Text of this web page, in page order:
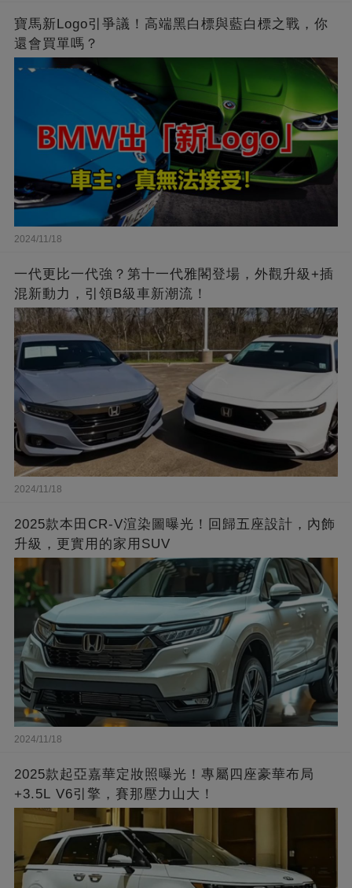
寶馬新Logo引爭議！高端黑白標與藍白標之戰，你
還會買單嗎？
2024/11/18
一代更比一代強？第十一代雅閣登場，外觀升級+插
混新動力，引領B級車新潮流！
2024/11/18
2025款本田CR-V渲染圖曝光！回歸五座設計，內飾
升級，更實用的家用SUV
2024/11/18
2025款起亞嘉華定妝照曝光！專屬四座豪華布局
+3.5L V6引擎，賽那壓力山大！